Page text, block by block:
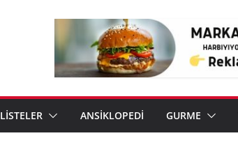
LİSTELER ANSİKLOPEDİ GURME